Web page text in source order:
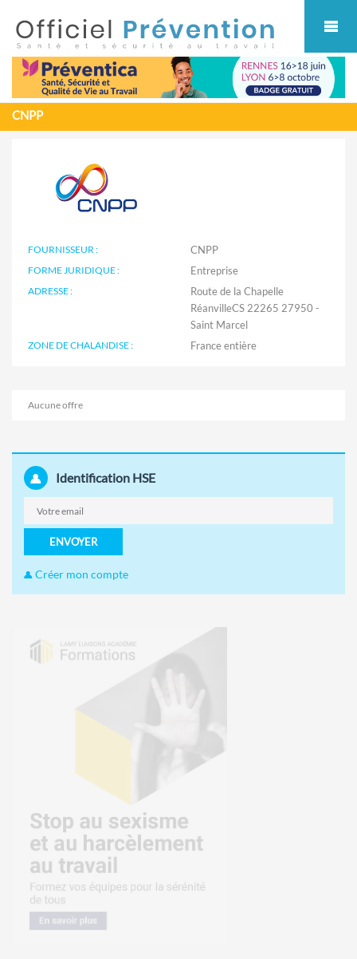
CNPP
FOURNISSEUR : CNPP
FORME JURIDIQUE : Entreprise
ADRESSE :
Route de la Chapelle
RéanvilleCS 22265 27950 -
Saint Marcel
ZONE DE CHALANDISE :
Aucune offre
Identification HSE
ENVOYER
Créer mon compte